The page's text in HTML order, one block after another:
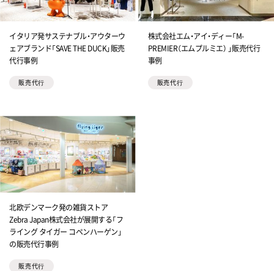
イタリア発サステナブル・アウターウ
ェアブランド「SAVE THE DUCK」販売
代行事例
販売代⾏
株式会社エム・アイ・ディー「M-
PREMIER（エムプルミエ） 」販売代行
事例
販売代⾏
北欧デンマーク発の雑貨ストア
Zebra Japan株式会社が展開する「フ
ライング タイガー コペンハーゲン」
の販売代行事例
販売代⾏